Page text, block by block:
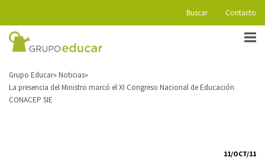
Buscar Contacto
Grupo Educar Noticias
La presencia del Ministro marcó el XI Congreso Nacional de Educación
CONACEP SIE
11/OCT/11